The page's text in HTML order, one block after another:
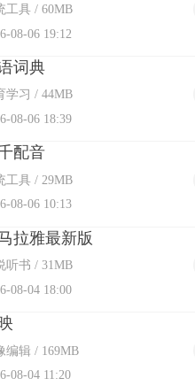
工具 / 60MB
08-06 19:12
词典
学习 / 44MB
08-06 18:39
配音
工具 / 29MB
08-06 10:13
拉雅最新版
听书 / 31MB
08-04 18:00
编辑 / 169MB
08-04 11:20